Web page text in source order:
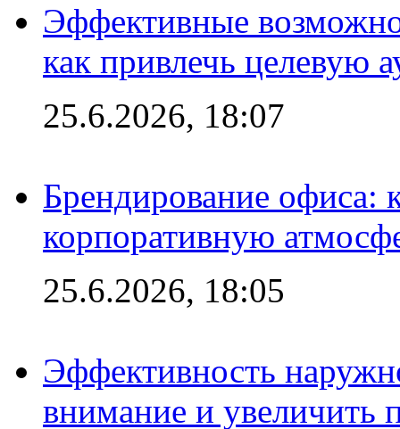
Эффективные
как привлечь целевую
25.6.2026, 18:07
Брендирование офиса:
корпоративную
25.6.2026, 18:05
Эффективность
внимание и увеличить